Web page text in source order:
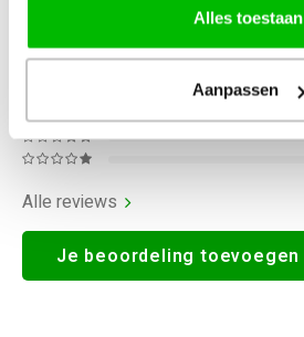
Alles toestaan
Aanpassen
Alle reviews
Je beoordeling toevoegen